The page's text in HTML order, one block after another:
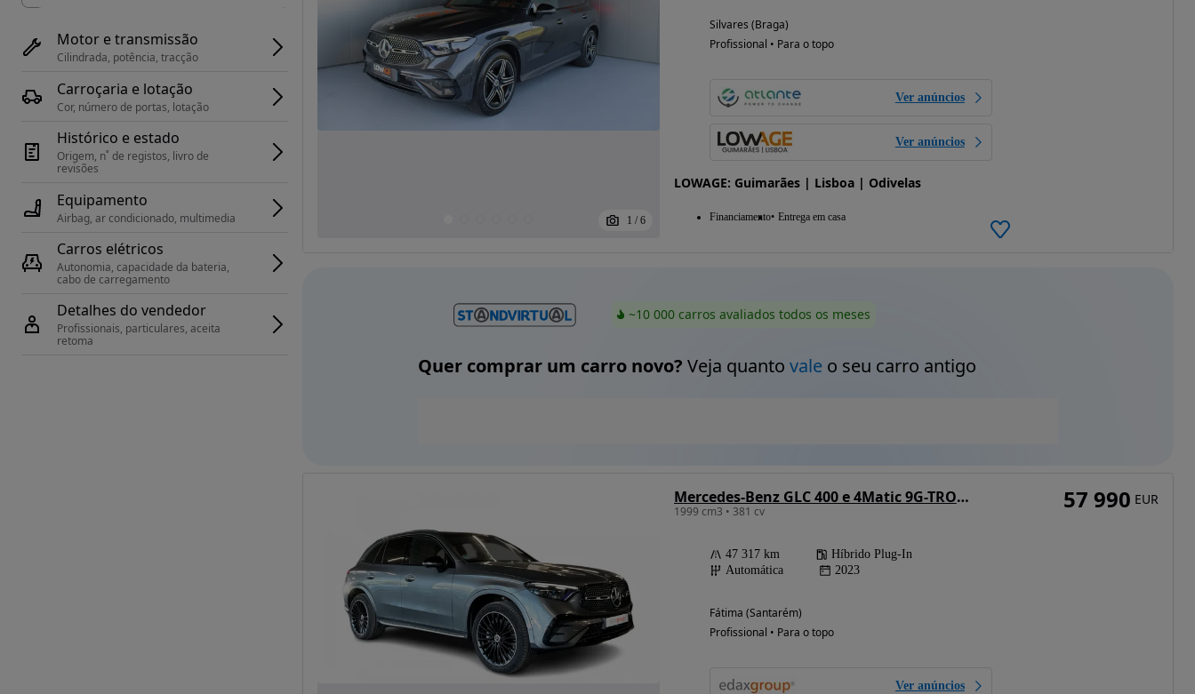
Motor e transmissão
Cilindrada, potência, tracção
Carroçaria e lotação
Cor, número de portas, lotação
Histórico e estado
Origem, n˚ de registos, livro de
revisões
Equipamento
Airbag, ar condicionado, multimedia
Carros elétricos
Autonomia, capacidade da bateria,
cabo de carregamento
Detalhes do vendedor
Profissionais, particulares, aceita
retoma
1 / 6
Silvares (Braga)
Profissional • Para o topo
Ver anúncios
Ver anúncios
LOWAGE: Guimarães | Lisboa | Odivelas
Financiamento Entrega em casa
~10 000 carros avaliados todos os meses
Quer comprar um carro novo? Veja quanto valeo seu carro antigo
Mercedes-Benz GLC 400 e 4Matic 9G-TRONIC AMG Line Advanced
1999 cm3 • 381 cv
47 317 km
Híbrido Plug-In
Automática
2023
Fátima (Santarém)
Profissional • Para o topo
Ver anúncios
57 990 EUR